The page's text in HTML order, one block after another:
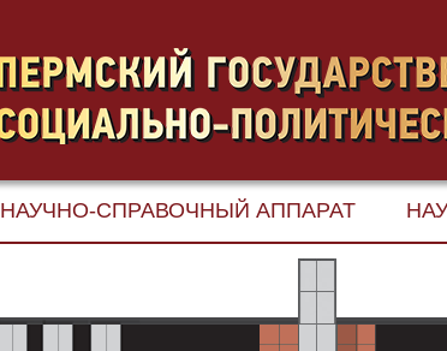
НАУЧНО-СПРАВОЧНЫЙ АППАРАТ